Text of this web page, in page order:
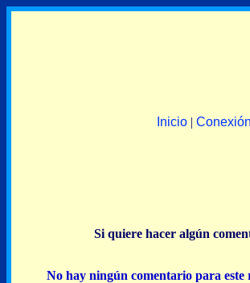
Inicio|
Si quiere hacer algún
No hay ningún comentario para este